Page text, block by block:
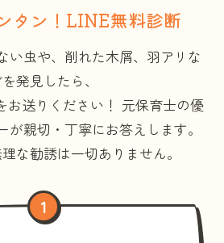
タン！LINE無料診断
い虫や、削れた木屑、羽アリな
を発見したら、
お送りください！ 元保育士の優
が親切・丁寧にお答えします。
な勧誘は一切ありません。
1